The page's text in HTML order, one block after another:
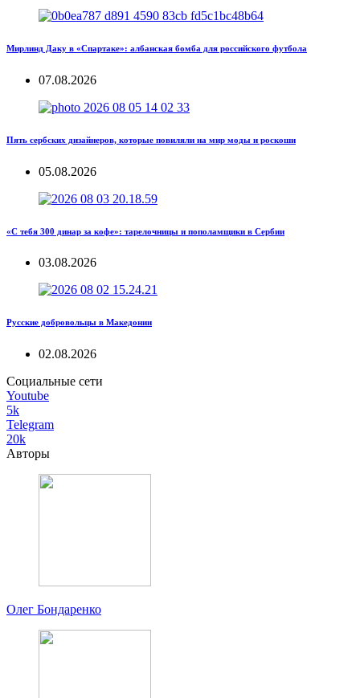
Мирлинд Даку в «Спартаке»: албанская бомба для российского футбола
07.08.2026
Пять сербских дизайнеров, которые повиляли на мир моды и роскоши
05.08.2026
«С тебя 300 динар за кофе»: тарелочницы и пополамщики в Сербии
03.08.2026
Русские добровольцы в Македонии
02.08.2026
Социальные сети
Youtube
5k
Telegram
20k
Авторы
Олег Бондаренко